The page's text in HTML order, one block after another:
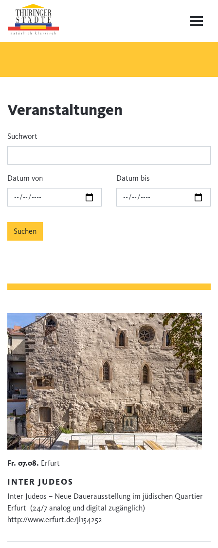
Veranstaltungen
Suchwort
Datum von Datum bis
Fr. 07.08. Erfurt
INTER JUDEOS
Inter Judeos – Neue Dauerausstellung im jüdischen Quartier
Erfurt (24/7 analog und digital zugänglich)
http://www.erfurt.de/jl154252